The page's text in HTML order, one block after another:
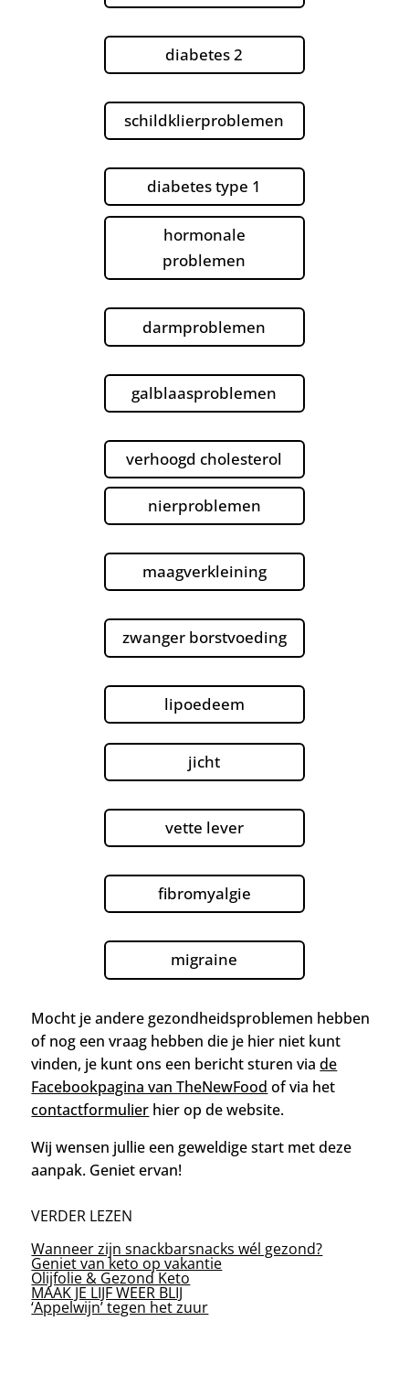
diabetes 2
schildklierproblemen
diabetes type 1
hormonale
problemen
darmproblemen
galblaasproblemen
verhoogd cholesterol
nierproblemen
maagverkleining
zwanger borstvoeding
lipoedeem
jicht
vette lever
fibromyalgie
migraine
Mocht je andere gezondheidsproblemen hebben
of nog een vraag hebben die je hier niet kunt
vinden, je kunt ons een bericht sturen viade
Facebookpagina van TheNewFood of via het
contactformulier hier op de website.
Wij wensen jullie een geweldige start met deze
aanpak. Geniet ervan!
VERDER LEZEN
Wanneer zijn snackbarsnacks wél gezond?
Geniet van keto op vakantie
Olijfolie & Gezond Keto
MAAK JE LIJF WEER BLIJ
‘Appelwijn’ tegen het zuur